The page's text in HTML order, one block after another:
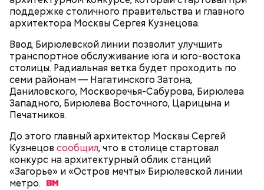
поддержке столичного правительства и главного
архитектора Москвы Сергея Кузнецова.
Ввод Бирюлевской линии позволит улучшить
транспортное обслуживание юга и юго-востока
столицы. Радиальная ветка будет проходить по
семи районам — Нагатинского Затона,
Даниловского, Москворечья-Сабурова, Бирюлева
Западного, Бирюлева Восточного, Царицына и
Печатников.
До этого главный архитектор Москвы Сергей
Кузнецов сообщил, что в столице стартовал
конкурс на архитектурный облик станций
«Загорье» и «Остров мечты» Бирюлевской линии
метро.